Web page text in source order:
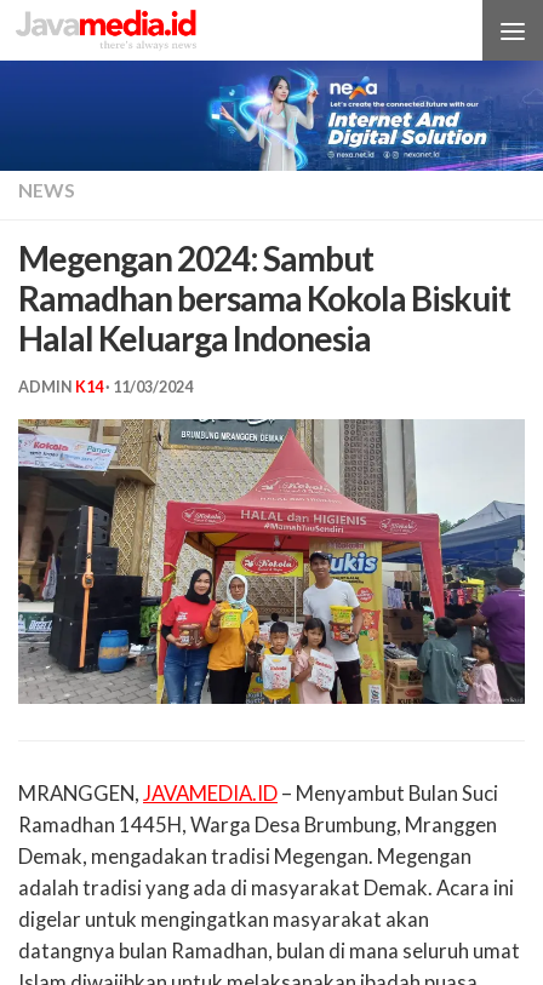
Skip to content
NEWS
Megengan 2024: Sambut
Ramadhan bersama Kokola Biskuit
Halal Keluarga Indonesia
ADMIN K14· 11/03/2024
MRANGGEN, JAVAMEDIA.ID – Menyambut Bulan Suci
Ramadhan 1445H, Warga Desa Brumbung, Mranggen
Demak, mengadakan tradisi Megengan. Megengan
adalah tradisi yang ada di masyarakat Demak. Acara ini
digelar untuk mengingatkan masyarakat akan
datangnya bulan Ramadhan, bulan di mana seluruh umat